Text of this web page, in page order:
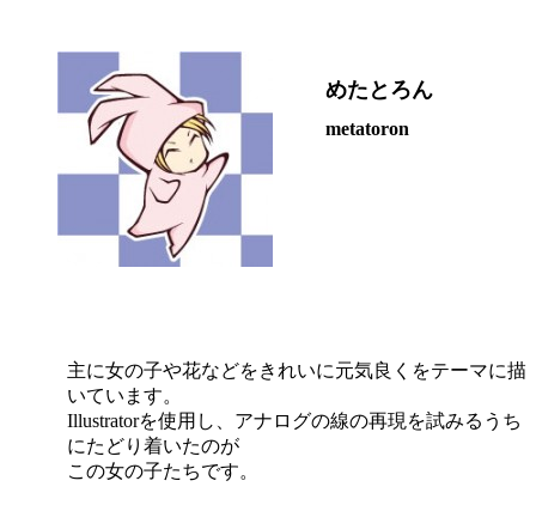
めたとろん
metatoron
主に女の子や花などをきれいに元気良くをテーマに描
いています。
Illustratorを使用し、アナログの線の再現を試みるうち
にたどり着いたのが
この女の子たちです。